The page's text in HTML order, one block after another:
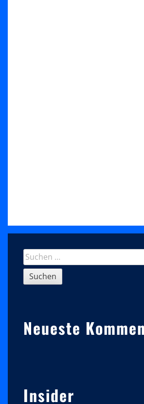
Sidebar
Suchen
nach:
Neueste
Insider